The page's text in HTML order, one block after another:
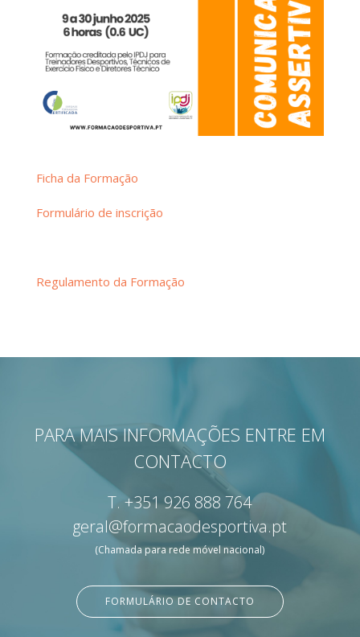
Ficha da Formação
Formulário de inscrição
Regulamento da Formação
PARA MAIS INFORMAÇÕES ENTRE EM
CONTACTO
T.+351 926 888 764
geral@formacaodesportiva.pt
(Chamada para rede móvel nacional)
FORMULÁRIO DE CONTACTO